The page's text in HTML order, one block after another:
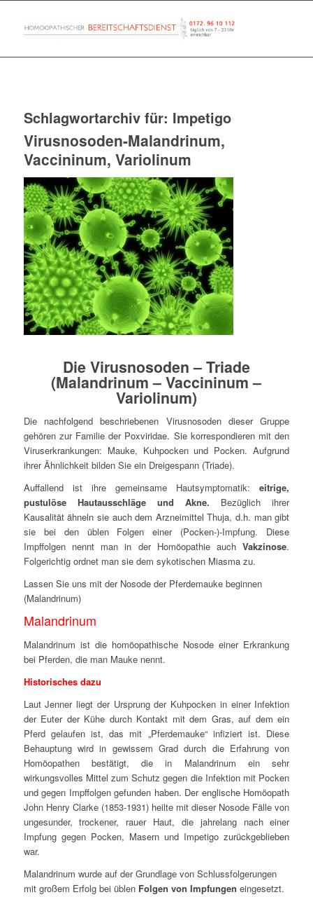
Schlagwortarchiv für: Impetigo
Virusnosoden-Malandrinum,
Vaccininum, Variolinum
Die Virusnosoden – Triade
(Malandrinum – Vaccininum –
Variolinum)
Die nachfolgend beschriebenen Virusnosoden dieser Gruppe
gehören zur Familie der Poxviridae. Sie korrespondieren mit den
Viruserkrankungen: Mauke, Kuhpocken und Pocken. Aufgrund
ihrer Ähnlichkeit bilden Sie ein Dreigespann (Triade).
Auffallend ist ihre gemeinsame Hautsymptomatik:eitrige,
pustulöse Hautausschläge und Akne. Bezüglich ihrer
Kausalität ähneln sie auch dem Arzneimittel Thuja, d.h. man gibt
sie bei den üblen Folgen einer (Pocken-)-Impfung. Diese
Impffolgen nennt man in der Homöopathie auchVakzinose.
Folgerichtig ordnet man sie dem sykotischen Miasma zu.
Lassen Sie uns mit der Nosode der Pferdemauke beginnen
(Malandrinum)
Malandrinum
Malandrinum ist die homöopathische Nosode einer Erkrankung
bei Pferden, die man Mauke nennt.
Historisches dazu
Laut Jenner liegt der Ursprung der Kuhpocken in einer Infektion
der Euter der Kühe durch Kontakt mit dem Gras, auf dem ein
Pferd gelaufen ist, das mit „Pferdemauke“ infiziert ist. Diese
Behauptung wird in gewissem Grad durch die Erfahrung von
Homöopathen bestätigt, die in Malandrinum ein sehr
wirkungsvolles Mittel zum Schutz gegen die Infektion mit Pocken
und gegen Impffolgen gefunden haben. Der englische Homöopath
John Henry Clarke (1853-1931) heilte mit dieser Nosode Fälle von
ungesunder, trockener, rauer Haut, die jahrelang nach einer
Impfung gegen Pocken, Masern und Impetigo zurückgeblieben
war.
Malandrinum wurde auf der Grundlage von Schlussfolgerungen
mit großem Erfolg bei üblen Folgen von Impfungen eingesetzt.